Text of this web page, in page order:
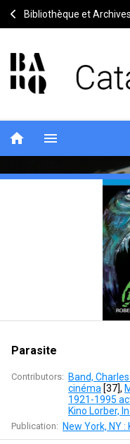
Bibliothèque et
home menu
Parasite
Contributors: Band,
cinéma [37],
1921-1995
Kino Lorber,
Publication: New York, NY